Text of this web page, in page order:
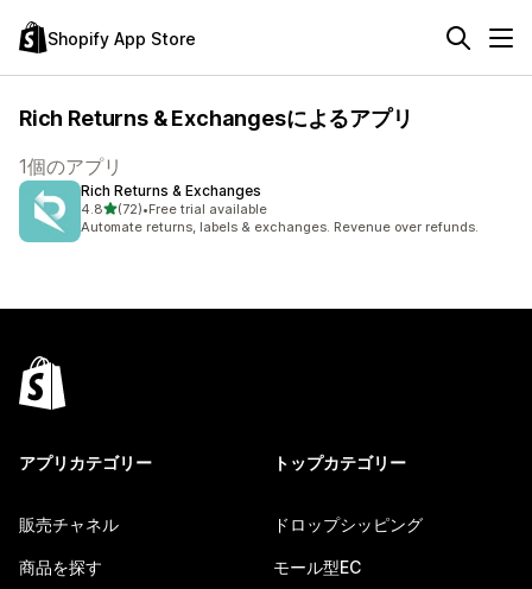
Shopify App Store
Rich Returns & Exchangesによるアプリ
1個のアプリ
Rich Returns & Exchanges
4.85つ星中
(72)
合計レビュー数：72件
•Free trial available
Automate returns, labels & exchanges. Revenue over refunds.
アプリカテゴリー
販売チャネル
商品を探す
トップカテゴリー
ドロップシッピング
モール型EC